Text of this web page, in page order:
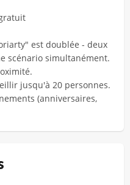
est doublée - deux
scénario simultanément.
jusqu'à 20 personnes.
(anniversaires,